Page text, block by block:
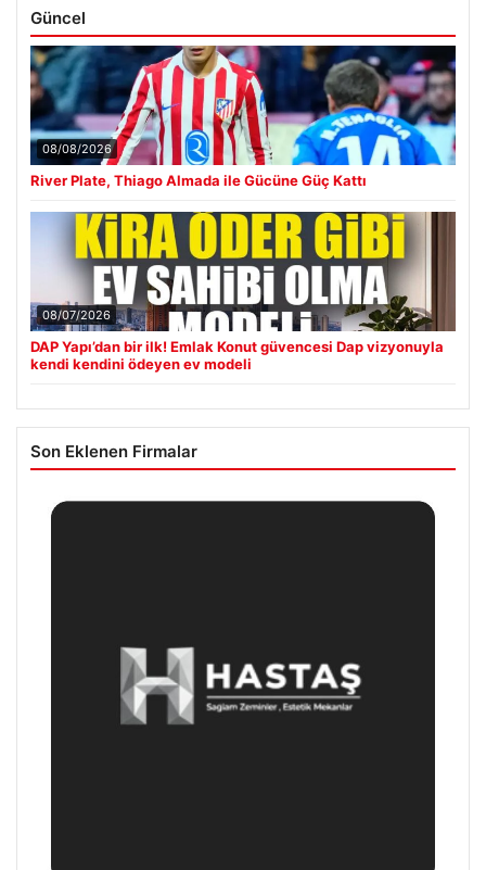
Güncel
08/08/2026
River Plate, Thiago Almada ile Gücüne Güç Kattı
08/07/2026
DAP Yapı’dan bir ilk! Emlak Konut güvencesi Dap vizyonuyla
kendi kendini ödeyen ev modeli
Son Eklenen Firmalar